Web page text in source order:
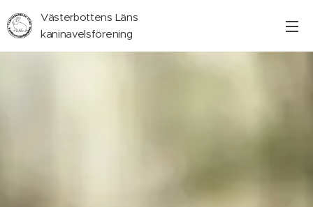
Västerbottens Läns
kaninavelsförening